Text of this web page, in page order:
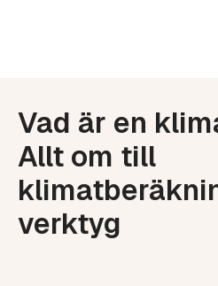
Vad är en
Allt om till
verktyg